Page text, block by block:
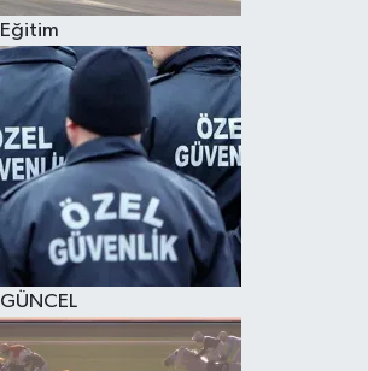
Eğitim
GÜNCEL